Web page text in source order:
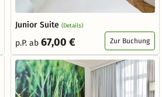
Junior Suite (Details)
p.P. ab 67,00 € Zur Buchung